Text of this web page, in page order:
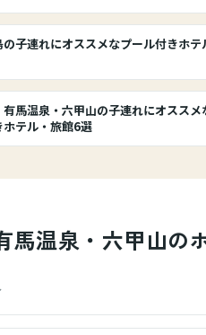
の子連れにオススメなプール付きホテ
有馬温泉・六甲山の子連れにオススメ
ホテル・旅館6選
馬温泉・六甲山の